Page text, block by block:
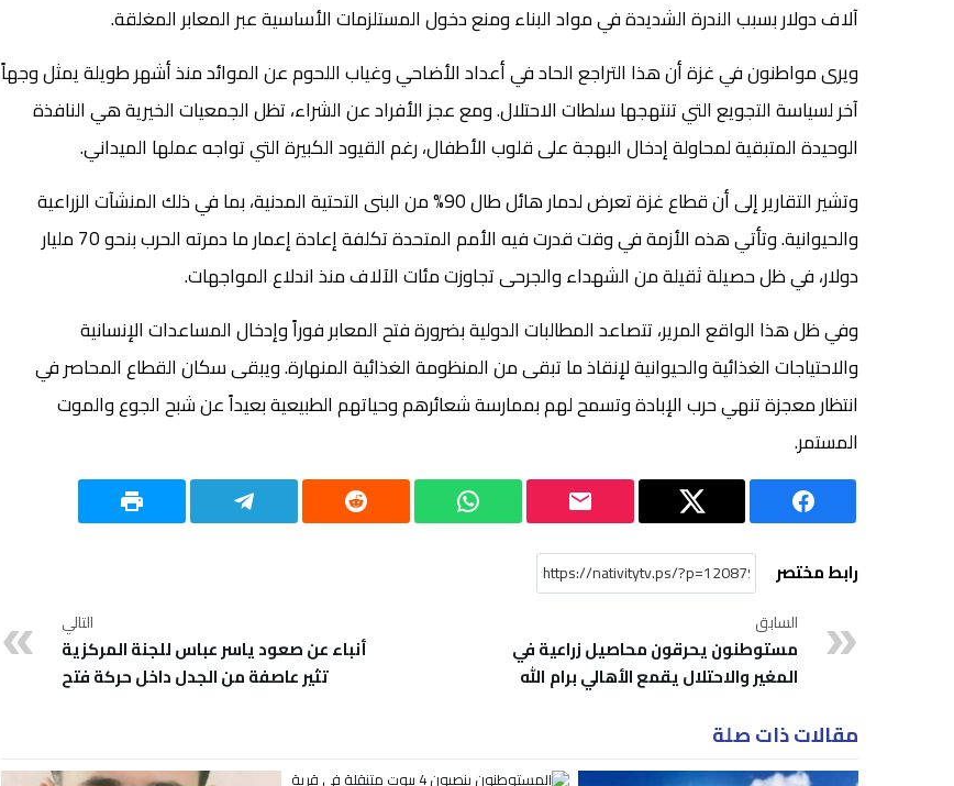
آلاف دولار بسبب الندرة الشديدة في مواد البناء ومنع دخول المستلزمات الأساسية عبر المعابر المغلقة.
ويرى مواطنون في غزة أن هذا التراجع الحاد في أعداد الأضاحي وغياب اللحوم عن الموائد منذ أشهر طويلة يمثل وجهاً
آخر لسياسة التجويع التي تنتهجها سلطات الاحتلال. ومع عجز الأفراد عن الشراء، تظل الجمعيات الخيرية هي النافذة
الوحيدة المتبقية لمحاولة إدخال البهجة على قلوب الأطفال، رغم القيود الكبيرة التي تواجه عملها الميداني.
وتشير التقارير إلى أن قطاع غزة تعرض لدمار هائل طال 90% من البنى التحتية المدنية، بما في ذلك المنشآت الزراعية
والحيوانية. وتأتي هذه الأزمة في وقت قدرت فيه الأمم المتحدة تكلفة إعادة إعمار ما دمرته الحرب بنحو 70 مليار
دولار، في ظل حصيلة ثقيلة من الشهداء والجرحى تجاوزت مئات الآلاف منذ اندلاع المواجهات.
وفي ظل هذا الواقع المرير، تتصاعد المطالبات الدولية بضرورة فتح المعابر فوراً وإدخال المساعدات الإنسانية
والاحتياجات الغذائية والحيوانية لإنقاذ ما تبقى من المنظومة الغذائية المنهارة. ويبقى سكان القطاع المحاصر في
انتظار معجزة تنهي حرب الإبادة وتسمح لهم بممارسة شعائرهم وحياتهم الطبيعية بعيداً عن شبح الجوع والموت
المستمر.
رابط مختصر
السابق
مستوطنون يحرقون محاصيل زراعية في
المغير والاحتلال يقمع الأهالي برام الله
التالي
أنباء عن صعود ياسر عباس للجنة المركزية
تثير عاصفة من الجدل داخل حركة فتح
مقالات ذات صلة